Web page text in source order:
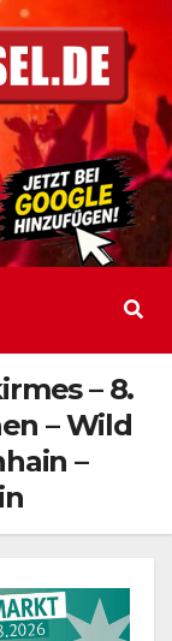
– 8.
– Wild
–